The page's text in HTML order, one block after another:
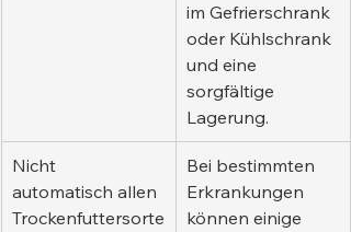
im Gefrierschrank
oder Kühlschrank
und eine
sorgfältige
Lagerung.
Nicht
automatisch allen
Trockenfuttersorte
Bei bestimmten
Erkrankungen
können einige